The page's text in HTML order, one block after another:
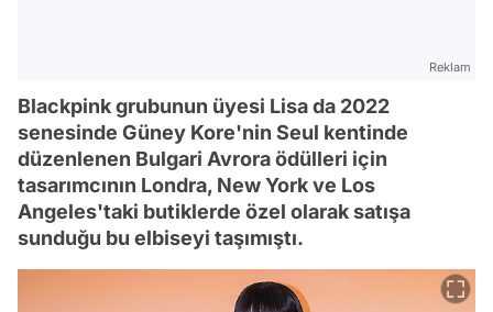
Reklam
Blackpink grubunun üyesi Lisa da 2022
senesinde Güney Kore'nin Seul kentinde
düzenlenen Bulgari Avrora ödülleri için
tasarımcının Londra, New York ve Los
Angeles'taki butiklerde özel olarak satışa
sunduğu bu elbiseyi taşımıştı.